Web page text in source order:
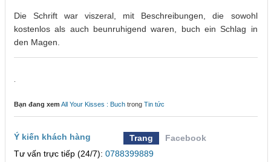
Die Schrift war viszeral, mit Beschreibungen, die sowohl
kostenlos als auch beunruhigend waren, buch ein Schlag in
den Magen.
Bạn đang xem All Your Kisses : Buch trong Tin tức
Ý kiến khách hàng Trang
Facebook
Tư vấn trực tiếp (24/7): 0788399889